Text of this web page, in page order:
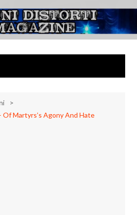
Suoni Distorti
Magazine
varie sonorità alternative
Of Martyrs’s Agony And Hate